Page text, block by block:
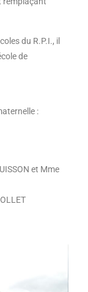
du R.P.I., il
de
:
et Mme